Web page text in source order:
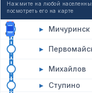
Нажмите на любой
посмотреть его на карте
▸ Мичуринск
▸
▸ Михайлов
▸ Ступино